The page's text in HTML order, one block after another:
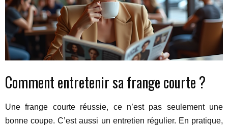
Comment entretenir sa frange courte ?
Une frange courte réussie, ce n’est pas seulement une
bonne coupe. C’est aussi un entretien régulier. En pratique,